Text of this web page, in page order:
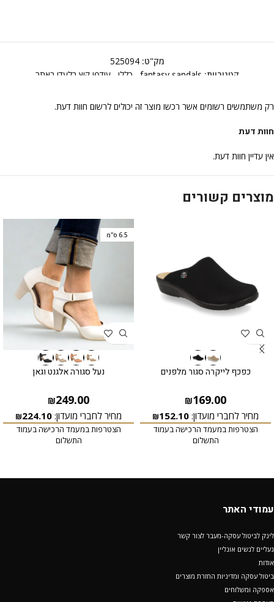
מק"ט:525094
קטגוריות: fantasy sandals כללי עודפי קיץ בלעדי באתר
חוות דעת
אין עדיין חוות דעת.
רק משתמשים רשומים אשר רכשו מוצר זה יכולים לרשום חוות דעת.
מוצרים קשורים
כפכף לייקרה סגור מלפנים
₪169.00
מחיר לחברי מועדון: ₪152.10
הצטרפות במעמד הרכישה בעמוד
התשלום
6.5 ס"מ
נעל סגורה אלגנט וגאן
₪249.00
מחיר לחברי מועדון: ₪224.10
הצטרפות במעמד הרכישה בעמוד
התשלום
עמודי האתר
לינק לביטול עסקה-מעבר לצור קשר
נעליים לנשים אונליין
אודות
ביטול עסקה ומדיניות החזרת מוצרים
אספקה ומשלוחים